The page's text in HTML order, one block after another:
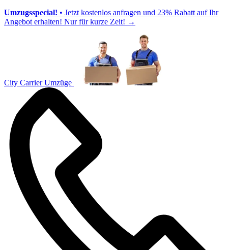
Umzugsspecial! • Jetzt kostenlos anfragen und 23% Rabatt auf Ihr
Angebot erhalten! Nur für kurze Zeit! →
City Carrier Umzüge